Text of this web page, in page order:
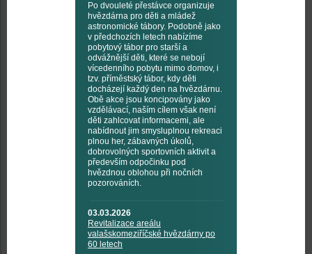
Po dvouleté přestávce organizuje
hvězdárna pro děti a mládež
astronomické tábory. Podobně jako
v předchozích letech nabízíme
pobytový tábor pro starší a
odvážnější děti, které se nebojí
vícedenního pobytu mimo domov, i
tzv. příměstský tábor, kdy děti
docházejí každý den na hvězdárnu.
Obě akce jsou koncipovány jako
vzdělávací, naším cílem však není
děti zahlcovat informacemi, ale
nabídnout jim smysluplnou rekreaci
plnou her, zábavných úkolů,
dobrovolných sportovních aktivit a
především odpočinku pod
hvězdnou oblohou při nočních
pozorováních.
03.03.2026
Revitalizace areálu
valašskomeziříčské hvězdárny po
60 letech